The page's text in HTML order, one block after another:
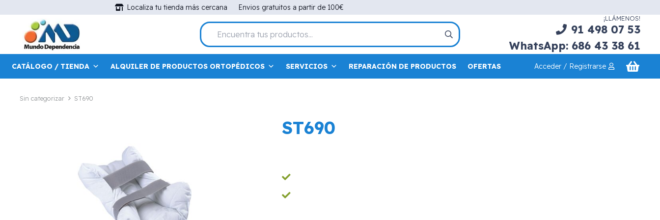
Localiza tu tienda más cercana Envios gratuitos a partir de 100€
¡LLÁMENOS!
91 498 07 53
WhatsApp: 686 43 38 61
CATÁLOGO / TIENDA ALQUILER DE PRODUCTOS ORTOPÉDICOS SERVICIOS REPARACIÓN DE PRODUCTOS OFERTAS Acceder / Registrarse
Sin categorizar ST690
ST690